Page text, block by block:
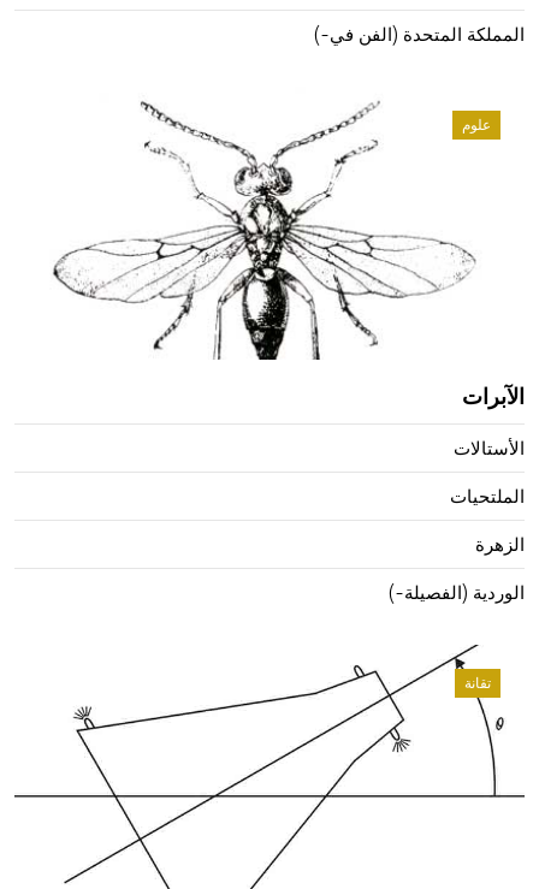
المملكة المتحدة (الفن في-)
علوم
الآبرات
الأستالات
الملتحيات
الزهرة
الوردية (الفصيلة-)
تقانة